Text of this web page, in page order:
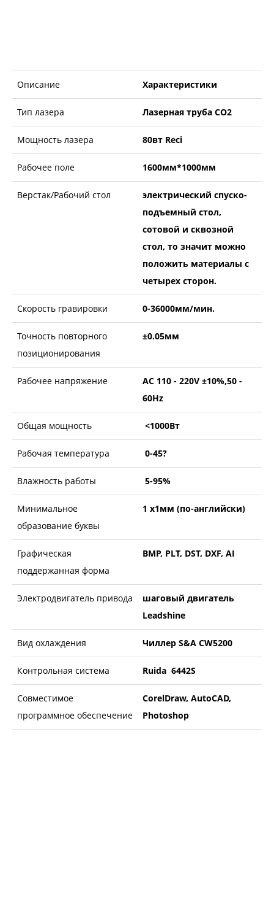
Описание Характеристики
Тип лазера Лазерная труба CO2
Мощность лазера 80вт Reci
Рабочее поле 1600мм*1000мм
Верстак/Рабочий стол
электрический спуско-
подъемный стол,
сотовой и сквозной
стол, то значит можно
положить материалы с
четырех сторон.
Скорость гравировки 0-36000мм/мин.
Точность повторного
позиционирования
±0.05мм
Рабочее напряжение
AC 110 - 220V ±10%,50 -
60Hz
Общая мощность <1000Вт
Рабочая температура 0-45?
Влажность работы 5-95%
Минимальное
образование буквы
1 x1мм (по-английски)
Графическая
поддержанная форма
BMP, PLT, DST, DXF, AI
Электродвигатель привода
шаговый двигатель
Leadshine
Вид охлаждения Чиллер S&A CW5200
Контрольная система Ruida 6442S
Совместимое
программное обеспечение
CorelDraw, AutoCAD,
Photoshop